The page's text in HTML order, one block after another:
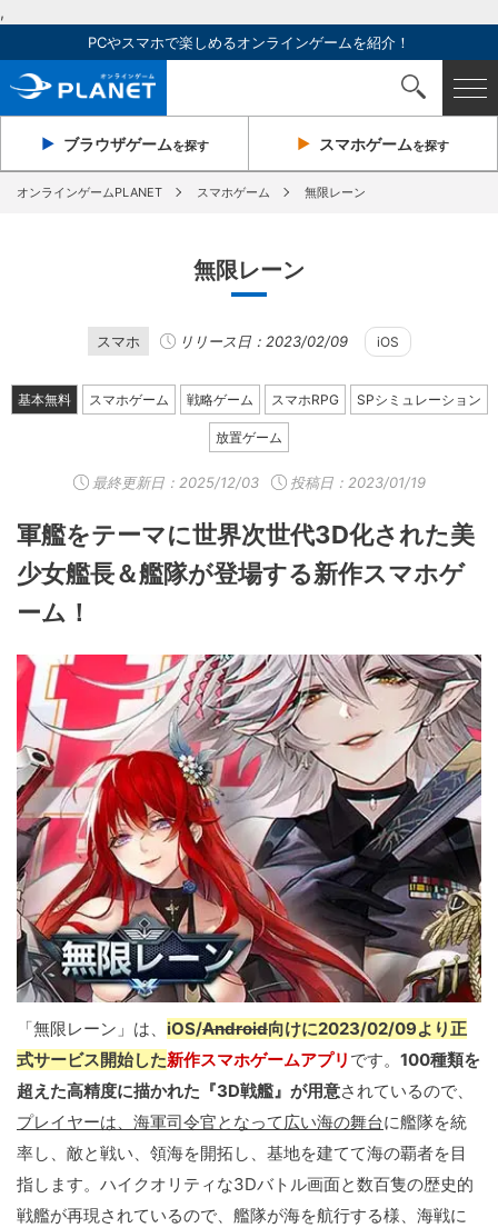
,
PCやスマホで楽しめるオンラインゲームを紹介！
ブラウザゲームを探す スマホゲームを探す
オンラインゲームPLANET スマホゲーム 無限レーン
無限レーン
スマホ リリース日：2023/02/09 iOS
基本無料 スマホゲーム 戦略ゲーム スマホRPG SPシミュレーション
放置ゲーム
最終更新日： 2025/12/03 投稿日：2023/01/19
軍艦をテーマに世界次世代3D化された美
少女艦長＆艦隊が登場する新作スマホゲ
ーム！
「無限レーン」は、 iOS/Android向けに2023/02/09より正
式サービス開始した新作スマホゲームアプリ です。 100種類を
超えた高精度に描かれた『3D戦艦』が用意されているので、
プレイヤーは、海軍司令官となって広い海の舞台に艦隊を統
率し、敵と戦い、領海を開拓し、基地を建てて海の覇者を目
指します。ハイクオリティな3Dバトル画面と数百隻の歴史的
戦艦が再現されているので、艦隊が海を航行する様、海戦に